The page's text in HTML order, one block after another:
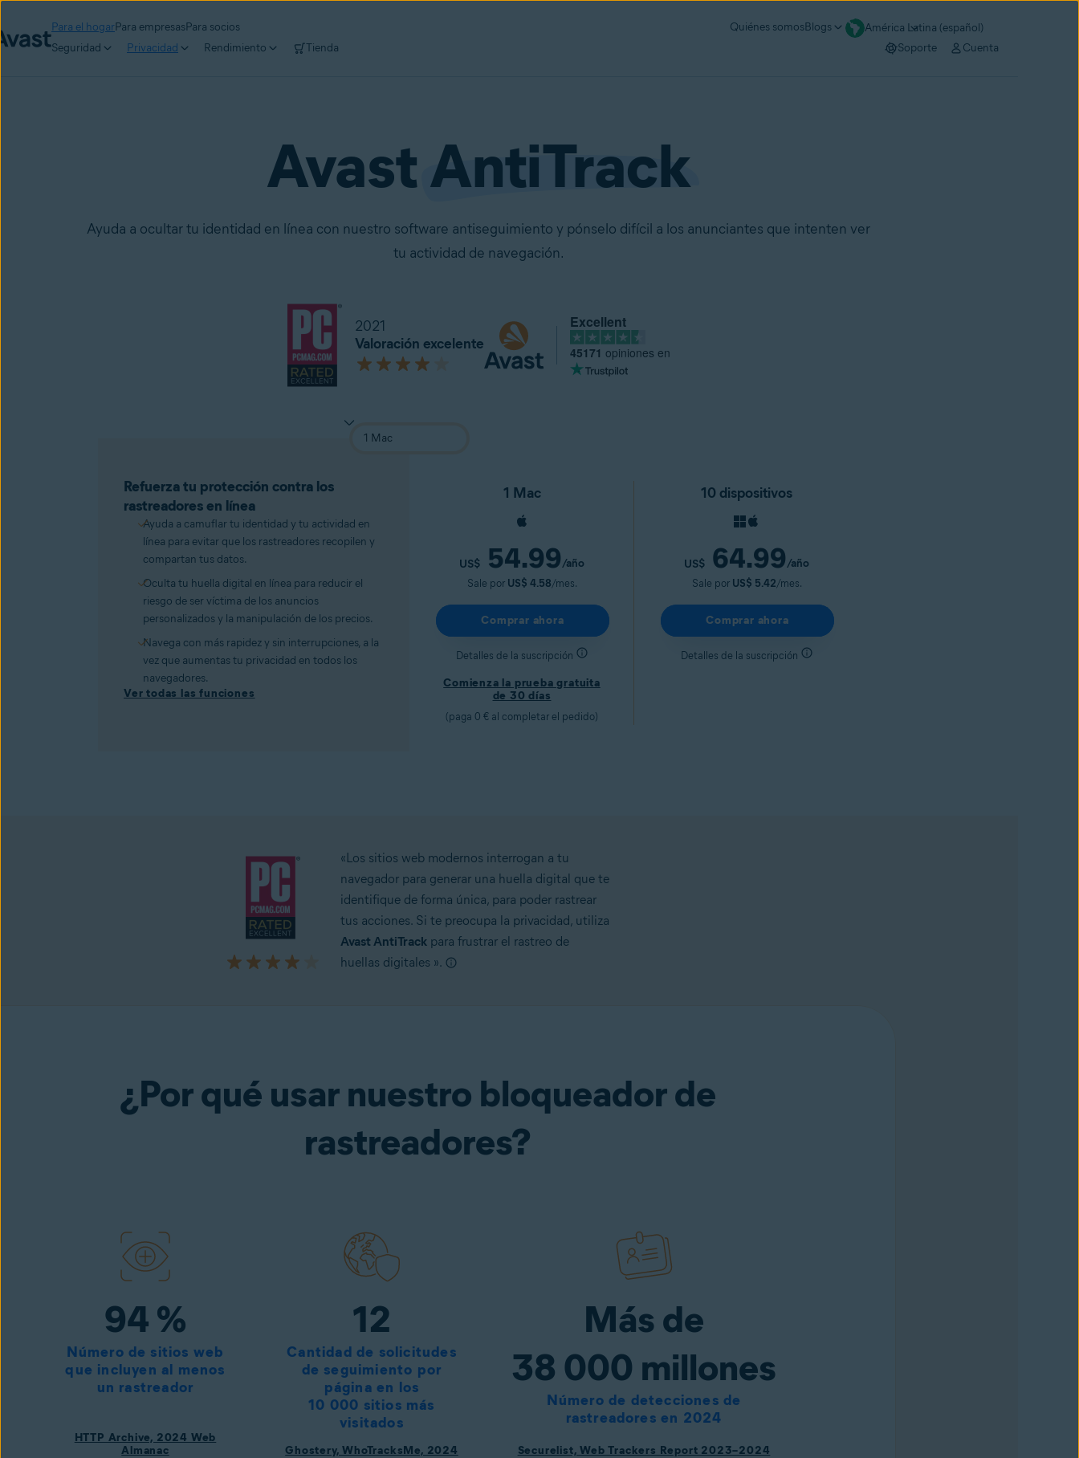
Para el hogarPara empresasPara socios Quiénes somosBlogs
América Latina (español)
Seguridad
Privacidad Rendimiento Tienda Soporte Cuenta
AvastAntiTrack
Ayuda a ocultar tu identidad en línea con nuestro software antiseguimiento y pónselo difícil a los anunciantes que intenten ver
tu actividad de navegación.
2021
Valoración excelente
Excellent
45171 opiniones en
Refuerza tu protección contra los
rastreadores en línea
Ayuda a camuflar tu identidad y tu actividad en
línea para evitar que los rastreadores recopilen y
compartan tus datos.
Oculta tu huella digital en línea para reducir el
riesgo de ser víctima de los anuncios
personalizados y la manipulación de los precios.
Navega con más rapidez y sin interrupciones, a la
vez que aumentas tu privacidad en todos los
navegadores.
Ver todas las funciones
1 Mac
US$ 54.99/año
Sale por US$ 4.58/mes.
Comprar ahora
Detalles de la suscripción
Comienza la prueba gratuita
de 30 días
(paga 0 € al completar el pedido)
10 dispositivos
US$ 64.99/año
Sale por US$ 5.42/mes.
Comprar ahora
Detalles de la suscripción
«Los sitios web modernos interrogan a tu
navegador para generar una huella digital que te
identifique de forma única, para poder rastrear
tus acciones. Si te preocupa la privacidad, utiliza
Avast AntiTrack para frustrar el rastreo de
huellas digitales ».
¿Por qué usar nuestro bloqueador de
rastreadores?
94 %
Número de sitios web
que incluyen al menos
un rastreador
HTTP Archive, 2024 Web
Almanac
12
Cantidad de solicitudes
de seguimiento por
página en los
10 000 sitios más
visitados
Ghostery, WhoTracksMe, 2024
Más de
38 000 millones
Número de detecciones de
rastreadores en 2024
Securelist, Web Trackers Report 2023–2024